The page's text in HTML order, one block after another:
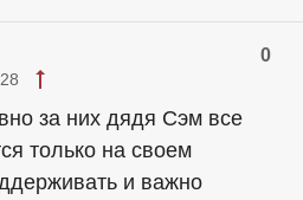
0
за них дядя Сэм все
только на своем
и важно